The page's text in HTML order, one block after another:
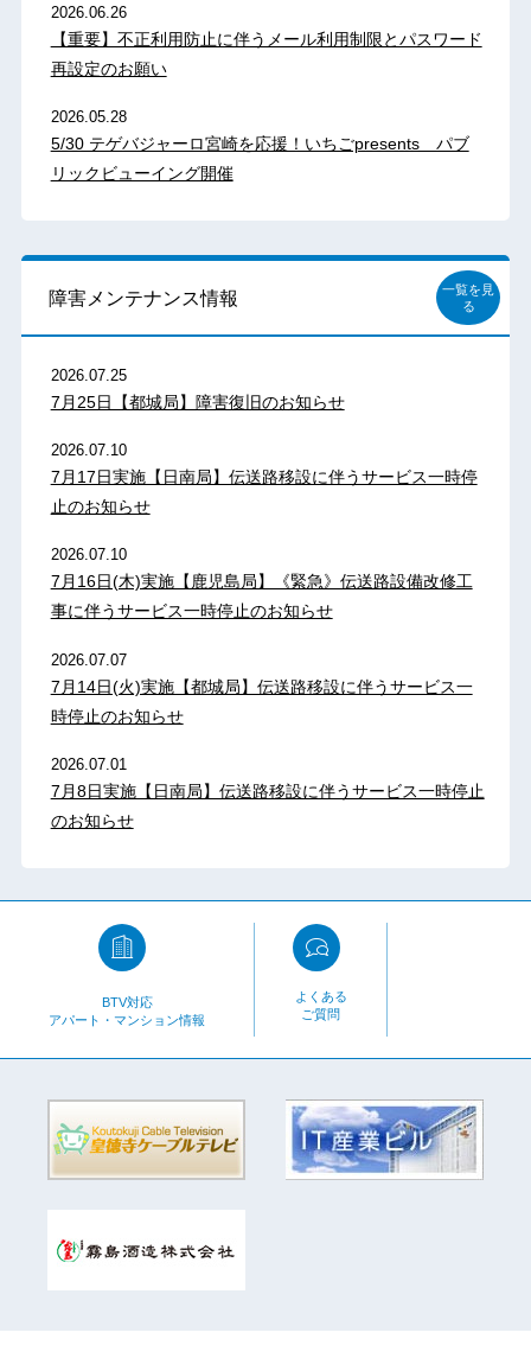
2026.06.26
【重要】不正利用防止に伴うメール利用制限とパスワード
再設定のお願い
2026.05.28
5/30 テゲバジャーロ宮崎を応援！いちごpresents パブ
リックビューイング開催
障害メンテナンス情報
一覧を見
る
2026.07.25
7月25日【都城局】障害復旧のお知らせ
2026.07.10
7月17日実施【日南局】伝送路移設に伴うサービス一時停
止のお知らせ
2026.07.10
7月16日(木)実施【鹿児島局】《緊急》伝送路設備改修工
事に伴うサービス一時停止のお知らせ
2026.07.07
7月14日(火)実施【都城局】伝送路移設に伴うサービス一
時停止のお知らせ
2026.07.01
7月8日実施【日南局】伝送路移設に伴うサービス一時停止
のお知らせ
BTV対応
アパート・マンション情報
よくある
ご質問